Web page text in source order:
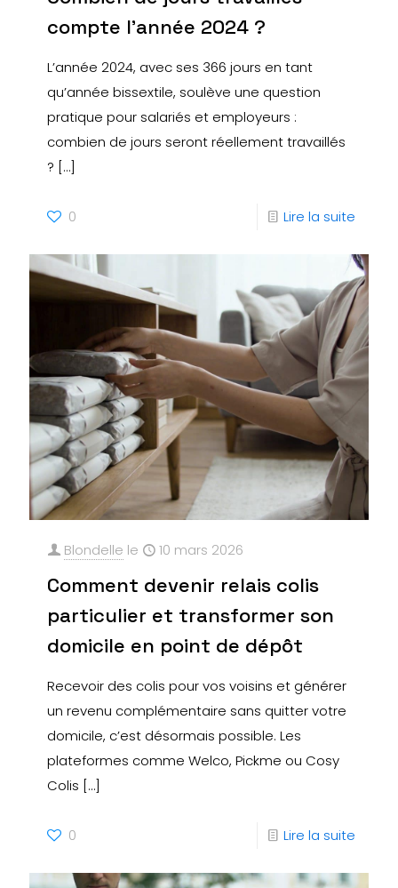
compte l’année 2024 ?
L’année 2024, avec ses 366 jours en tant
qu’année bissextile, soulève une question
pratique pour salariés et employeurs :
combien de jours seront réellement travaillés
? […]
0 Lire la suite
Blondelle le 10 mars 2026
Comment devenir relais colis
particulier et transformer son
domicile en point de dépôt
Recevoir des colis pour vos voisins et générer
un revenu complémentaire sans quitter votre
domicile, c’est désormais possible. Les
plateformes comme Welco, Pickme ou Cosy
Colis […]
0 Lire la suite